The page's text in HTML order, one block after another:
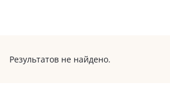
Результатов не найдено.